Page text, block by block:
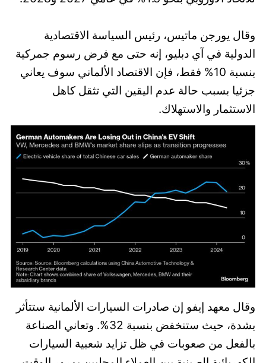
وقال يورجن ماتيس، رئيس السياسة الاقتصادية
الدولية في آي دبليو، إنه حتى مع فرض رسوم جمركية
بنسبة 10% فقط، فإن الاقتصاد الألماني سوف يعاني
جزئيا بسبب حالة عدم اليقين التي تثقل كاهل
الاستثمار والاستهلاك.
وقال معهد إيفو إن صادرات السيارات الألمانية ستتأثر
بشدة، حيث ستنخفض بنسبة 32%. وتعاني الصناعة
بالفعل من صعوبات في ظل تزايد شعبية السيارات